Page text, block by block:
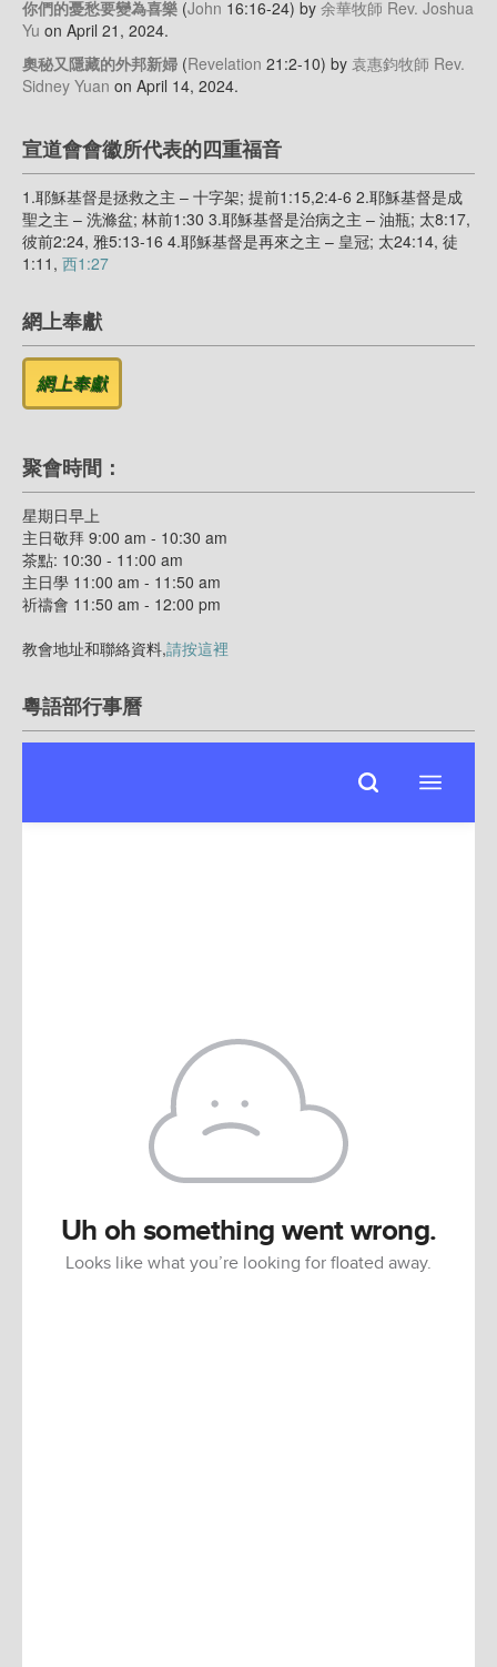
你們的憂愁要變為喜樂 (John 16:16-24) by 余華牧師 Rev. Joshua
Yu on April 21, 2024.
奧秘又隱藏的外邦新婦 (Revelation 21:2-10) by 袁惠鈞牧師 Rev.
Sidney Yuan on April 14, 2024.
宣道會會徽所代表的四重福音
1.耶穌基督是拯救之主 – 十字架; 提前1:15,2:4-6 2.耶穌基督是成
聖之主 – 洗滌盆; 林前1:30 3.耶穌基督是治病之主 – 油瓶; 太8:17,
彼前2:24, 雅5:13-16 4.耶穌基督是再來之主 – 皇冠; 太24:14, 徒
1:11, 西1:27
網上奉獻
聚會時間：
星期日早上
主日敬拜 9:00 am - 10:30 am
茶點: 10:30 - 11:00 am
主日學 11:00 am - 11:50 am
祈禱會 11:50 am - 12:00 pm
教會地址和聯絡資料,請按這裡
粵語部行事曆